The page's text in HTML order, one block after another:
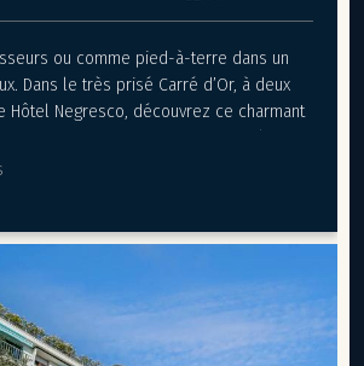
Réf. PE-00315
ou comme pied-à-terre dans un
Dans le très prisé Carré d’Or, à deux
Hôtel Negresco, découvrez ce charmant
avec goût, situé au rez-de-chaussée
avec dressing, offrant confort et
ainsi que d’un séjour lumineux avec
pour un mode de vie convivial et
de stockage supplémentaire vient
rendant ce bien aussi pratique